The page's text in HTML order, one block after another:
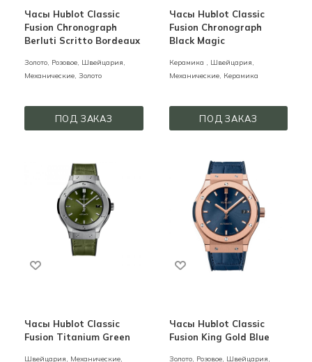
Часы Hublot Classic
Fusion Chronograph
Berluti Scritto Bordeaux
Золото, Розовое, Швейцария,
Механические, Золото
ПОД ЗАКАЗ
Часы Hublot Classic
Fusion Chronograph
Black Magic
Керамика ,
Швейцария,
Механические, Керамика
ПОД ЗАКАЗ
Часы Hublot Classic
Fusion Titanium Green
Швейцария, Механические,
Часы Hublot Classic
Fusion King Gold Blue
Золото, Розовое, Швейцария,